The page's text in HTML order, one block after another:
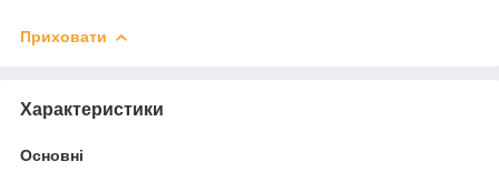
Приховати
Характеристики
Основні